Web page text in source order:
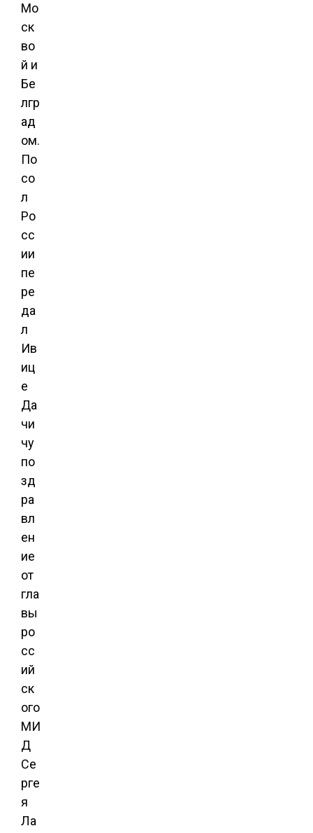
Мо
ск
во
й и
Бе
лгр
ад
ом.
По
со
л
Ро
сс
ии
пе
ре
да
л
Ив
иц
е
Да
чи
чу
по
зд
ра
вл
ен
ие
от
гла
вы
ро
сс
ий
ск
ого
МИ
Д
Се
рге
я
Ла